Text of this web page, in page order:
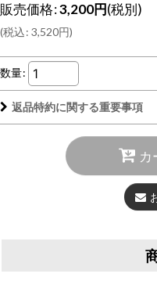
販売価格:3,200円(税別)
(税込: 3,520円)
数量:
返品特約に関する重要事項
カ